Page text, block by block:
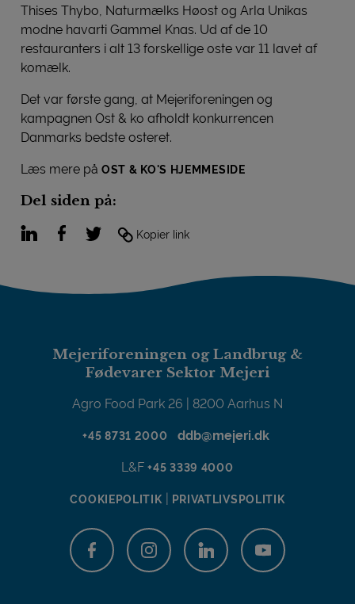
Thises Thybo, Naturmælks Høost og Arla Unikas
modne havarti Gammel Knas. Ud af de 10
restauranters i alt 13 forskellige oste var 11 lavet af
komælk.
Det var første gang, at Mejeriforeningen og
kampagnen Ost & ko afholdt konkurrencen
Danmarks bedste osteret.
Læs mere på OST & KO'S HJEMMESIDE
Del siden på:
LinkedInFacebook
TwitterKopier link
Mejeriforeningen og Landbrug &
Fødevarer Sektor Mejeri
Agro Food Park 26 | 8200 Aarhus N
+45 8731 2000 ddb@mejeri.dk
L&F+45 3339 4000
COOKIEPOLITIK PRIVATLIVSPOLITIK